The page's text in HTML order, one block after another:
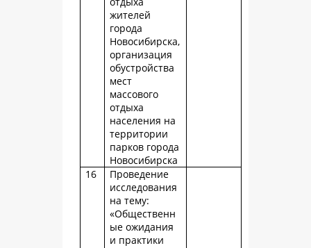
жителей
города
Новосибирска,
организация
обустройства
мест
массового
отдыха
населения на
территории
парков города
Новосибирска
16
Проведение
исследования
на тему:
«Общественн
ые ожидания
и практики